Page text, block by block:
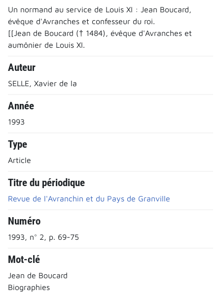
Un normand au service de Louis XI : Jean Boucard,
évêque d'Avranches et confesseur du roi.
[[Jean de Boucard († 1484), évêque d'Avranches et
aumônier de Louis XI.
Auteur
SELLE, Xavier de la
Année
1993
Type
Article
Titre du périodique
Revue de l'Avranchin et du Pays de Granville
Numéro
1993, n° 2, p. 69-75
Mot-clé
Jean de Boucard
Biographies